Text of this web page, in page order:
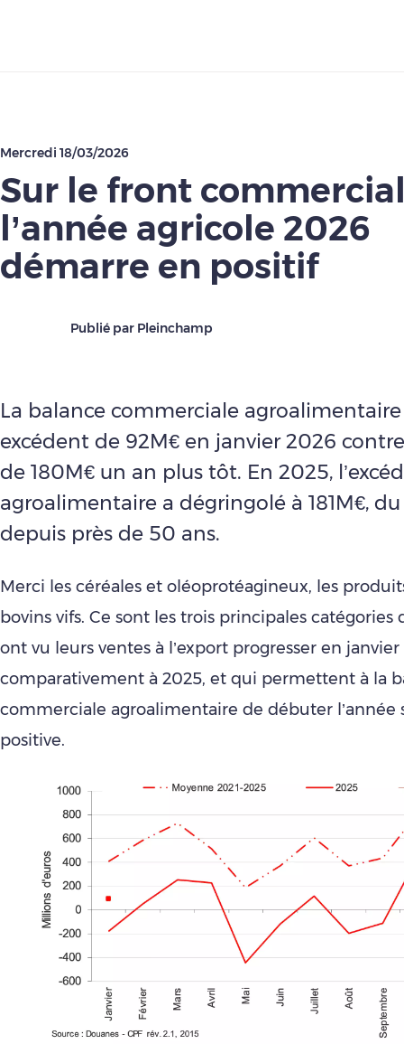
Mercredi 18/03/2026
Sur le front
l’année agricole 2026
démarre en positif
Publié par Pleinchamp
La balance commerciale
excédent de 92M€ en janvier 2026
de 180M€ un an plus tôt. En 2025,
agroalimentaire a dégringolé à 181M€,
depuis près de 50 ans.
Merci les céréales et oléoprotéagineux, les
bovins vifs. Ce sont les trois principales
ont vu leurs ventes à l’export progresser en janvier
comparativement à 2025, et qui permettent à la
commerciale agroalimentaire de débuter l’année
positive.